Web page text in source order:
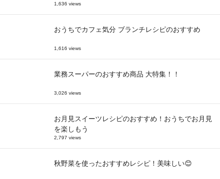
1,636 views
おうちでカフェ気分 ブランチレシピのおすすめ
1,616 views
業務スーパーのおすすめ商品 大特集！！
3,026 views
お月見スイーツレシピのおすすめ！おうちでお月見
を楽しもう
2,797 views
秋野菜を使ったおすすめレシピ！美味しい😊